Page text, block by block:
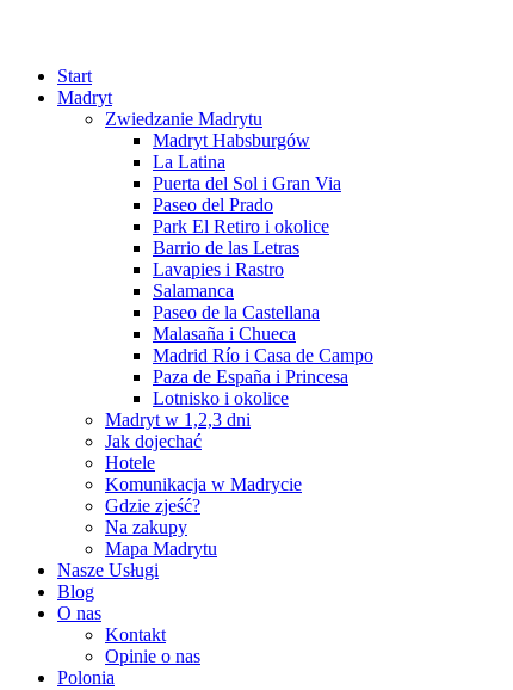
Start
Madryt
Zwiedzanie Madrytu
Madryt Habsburgów
La Latina
Puerta del Sol i Gran Via
Paseo del Prado
Park El Retiro i okolice
Barrio de las Letras
Lavapies i Rastro
Salamanca
Paseo de la Castellana
Malasaña i Chueca
Madrid Río i Casa de Campo
Paza de España i Princesa
Lotnisko i okolice
Madryt w 1,2,3 dni
Jak dojechać
Hotele
Komunikacja w Madrycie
Gdzie zjeść?
Na zakupy
Mapa Madrytu
Nasze Usługi
Blog
O nas
Kontakt
Opinie o nas
Polonia